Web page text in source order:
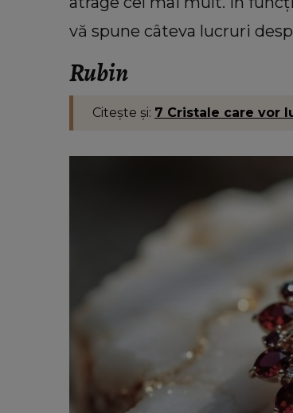
vă spune câteva lucruri
Rubin
Citește și: 7 Cristale care vor